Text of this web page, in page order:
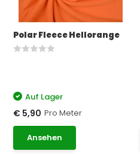
Polar Fleece Hellorange
Auf Lager
€ 5,90 Pro Meter
Ansehen